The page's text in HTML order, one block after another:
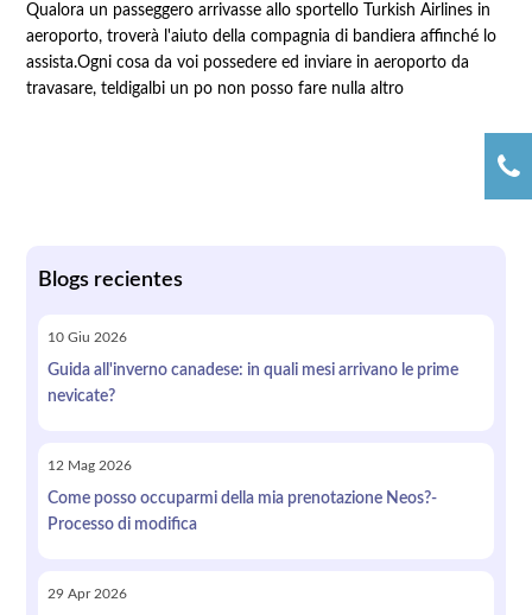
Qualora un passeggero arrivasse allo sportello Turkish Airlines in
aeroporto, troverà l'aiuto della compagnia di bandiera affinché lo
assista.Ogni cosa da voi possedere ed inviare in aeroporto da
travasare, teldigalbi un po non posso fare nulla altro
Blogs recientes
10 Giu 2026
Guida all'inverno canadese: in quali mesi arrivano le prime
nevicate?
12 Mag 2026
Come posso occuparmi della mia prenotazione Neos?-
Processo di modifica
29 Apr 2026